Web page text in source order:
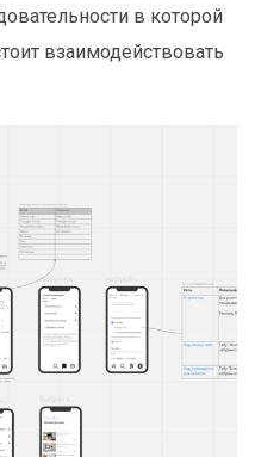
в которой
взаимодействовать